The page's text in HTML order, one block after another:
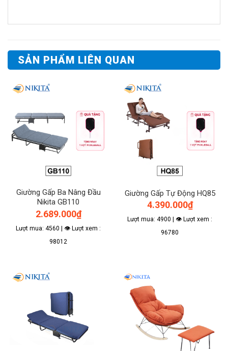
SẢN PHẨM LIÊN QUAN
Giường Gấp Ba Nâng Đầu
Nikita GB110
2.689.000₫
Lượt mua: 4560 | 👁 Lượt xem :
98012
Giường Gấp Tự Động HQ85
4.390.000₫
Lượt mua: 4900 | 👁 Lượt xem :
96780